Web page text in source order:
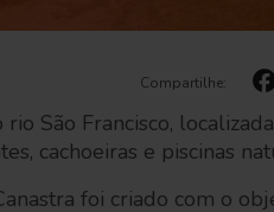
Compartilhe:
São Francisco,
cachoeiras e piscinas
foi criado com o